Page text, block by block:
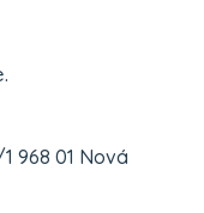
968 01 Nová